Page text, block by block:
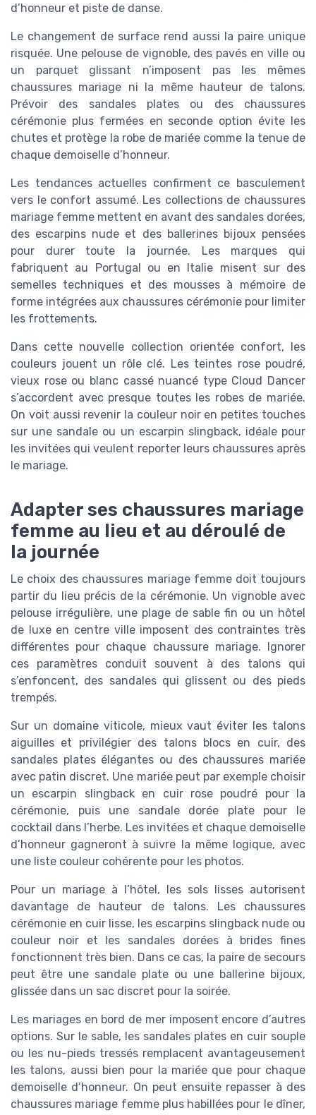
d’honneur et piste de danse.
Le changement de surface rend aussi la paire unique
risquée. Une pelouse de vignoble, des pavés en ville ou
un parquet glissant n’imposent pas les mêmes
chaussures mariage ni la même hauteur de talons.
Prévoir des sandales plates ou des chaussures
cérémonie plus fermées en seconde option évite les
chutes et protège la robe de mariée comme la tenue de
chaque demoiselle d’honneur.
Les tendances actuelles confirment ce basculement
vers le confort assumé. Les collections de chaussures
mariage femme mettent en avant des sandales dorées,
des escarpins nude et des ballerines bijoux pensées
pour durer toute la journée. Les marques qui
fabriquent au Portugal ou en Italie misent sur des
semelles techniques et des mousses à mémoire de
forme intégrées aux chaussures cérémonie pour limiter
les frottements.
Dans cette nouvelle collection orientée confort, les
couleurs jouent un rôle clé. Les teintes rose poudré,
vieux rose ou blanc cassé nuancé type Cloud Dancer
s’accordent avec presque toutes les robes de mariée.
On voit aussi revenir la couleur noir en petites touches
sur une sandale ou un escarpin slingback, idéale pour
les invitées qui veulent reporter leurs chaussures après
le mariage.
Adapter ses chaussures mariage
femme au lieu et au déroulé de
la journée
Le choix des chaussures mariage femme doit toujours
partir du lieu précis de la cérémonie. Un vignoble avec
pelouse irrégulière, une plage de sable fin ou un hôtel
de luxe en centre ville imposent des contraintes très
différentes pour chaque chaussure mariage. Ignorer
ces paramètres conduit souvent à des talons qui
s’enfoncent, des sandales qui glissent ou des pieds
trempés.
Sur un domaine viticole, mieux vaut éviter les talons
aiguilles et privilégier des talons blocs en cuir, des
sandales plates élégantes ou des chaussures mariée
avec patin discret. Une mariée peut par exemple choisir
un escarpin slingback en cuir rose poudré pour la
cérémonie, puis une sandale dorée plate pour le
cocktail dans l’herbe. Les invitées et chaque demoiselle
d’honneur gagneront à suivre la même logique, avec
une liste couleur cohérente pour les photos.
Pour un mariage à l’hôtel, les sols lisses autorisent
davantage de hauteur de talons. Les chaussures
cérémonie en cuir lisse, les escarpins slingback nude ou
couleur noir et les sandales dorées à brides fines
fonctionnent très bien. Dans ce cas, la paire de secours
peut être une sandale plate ou une ballerine bijoux,
glissée dans un sac discret pour la soirée.
Les mariages en bord de mer imposent encore d’autres
options. Sur le sable, les sandales plates en cuir souple
ou les nu-pieds tressés remplacent avantageusement
les talons, aussi bien pour la mariée que pour chaque
demoiselle d’honneur. On peut ensuite repasser à des
chaussures mariage femme plus habillées pour le dîner,